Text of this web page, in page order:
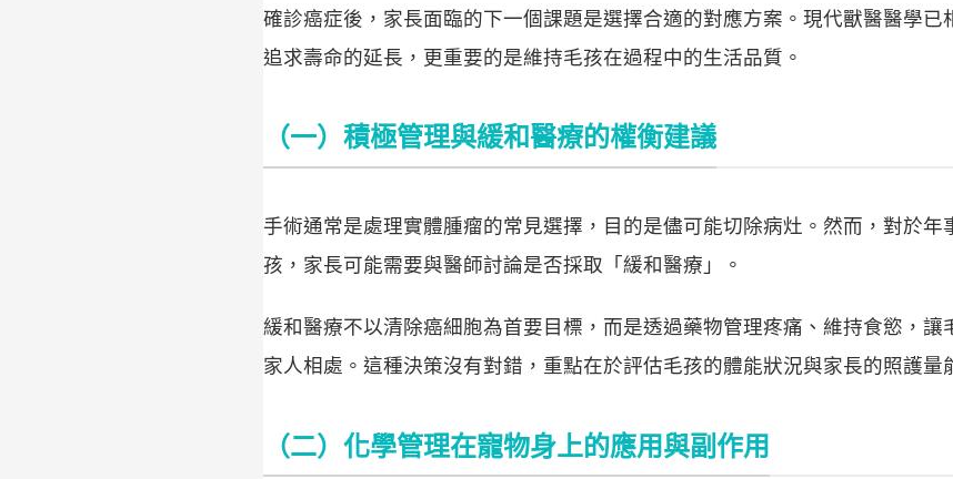
確診癌症後，家長面臨的下一個課題是選擇合適的對應方案。現代獸醫醫學已
追求壽命的延長，更重要的是維持毛孩在過程中的生活品質。
（一）積極管理與緩和醫療的權衡建議
手術通常是處理實體腫瘤的常見選擇，目的是儘可能切除病灶。然而，對於年
孩，家長可能需要與醫師討論是否採取「緩和醫療」。
緩和醫療不以清除癌細胞為首要目標，而是透過藥物管理疼痛、維持食慾，讓
家人相處。這種決策沒有對錯，重點在於評估毛孩的體能狀況與家長的照護量
（二）化學管理在寵物身上的應用與副作用